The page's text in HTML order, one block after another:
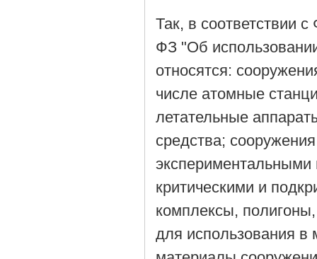
Так, в соответствии
ФЗ "Об
относятся:
числе атомные
летательные
средства;
критическими и
комплексы,
для использования